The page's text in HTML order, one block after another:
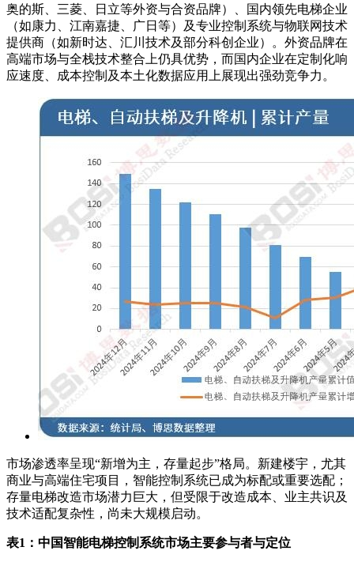
奥的斯、三菱、日立等外资与合资品牌）、国内领先电梯企业
（如康力、江南嘉捷、广日等）及专业控制系统与物联网技术
提供商（如新时达、汇川技术及部分科创企业）。外资品牌在
高端市场与全栈技术整合上仍具优势，而国内企业在定制化响
应速度、成本控制及本土化数据应用上展现出强劲竞争力。
市场渗透率呈现“新增为主，存量起步”格局。新建楼宇，尤其
商业与高端住宅项目，智能控制系统已成为标配或重要选配；
存量电梯改造市场潜力巨大，但受限于改造成本、业主共识及
技术适配复杂性，尚未大规模启动。
表1：中国智能电梯控制系统市场主要参与者与定位